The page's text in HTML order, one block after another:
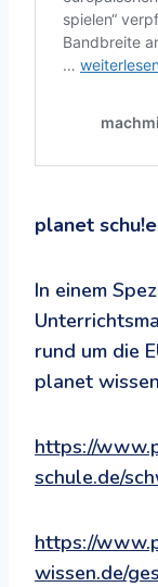
planet
In einem
rund um die
planet
https://
schule.de/
https://
wissen.de/